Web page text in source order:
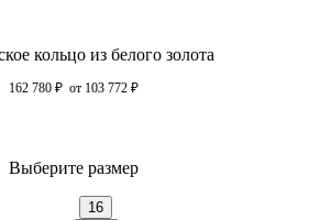
кольцо из белого золота
162 780 ₽ от 103 772 ₽
Выберите размер
16